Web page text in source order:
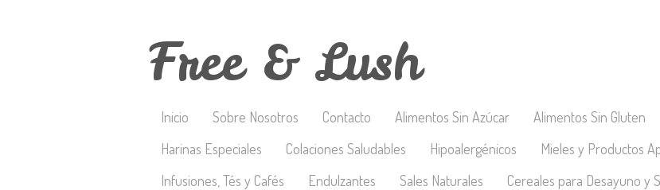
Free & Lush
Inicio Sobre Nosotros Contacto Alimentos Sin Azúcar Alimentos Sin Gluten
Harinas Especiales
Colaciones Saludables Hipoalergénicos Mieles y Productos
Infusiones, Tés y Cafés
Endulzantes Sales Naturales Cereales para Desayuno y